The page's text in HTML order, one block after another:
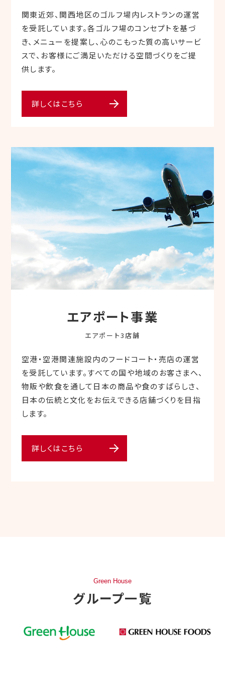
関東近郊、関西地区のゴルフ場内レストランの運営
を受託しています。各ゴルフ場のコンセプトを基づ
き、メニューを提案し、心のこもった質の高いサービ
スで、お客様にご満足いただける空間づくりをご提
供します。
詳しくはこちら
エアポート事業
エアポート3店舗
空港・空港関連施設内のフードコート・売店の運営
を受託しています。すべての国や地域のお客さまへ、
物販や飲⾷を通して⽇本の商品や⾷のすばらしさ、
⽇本の伝統と⽂化をお伝えできる店舗づくりを⽬指
します。
詳しくはこちら
Green House
グループ一覧